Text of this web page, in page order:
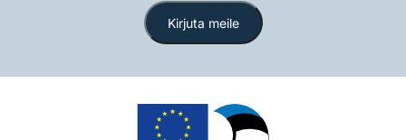
Kirjuta meile